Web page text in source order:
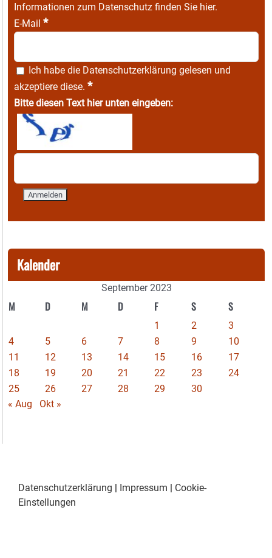
Informationen zum Datenschutz finden Sie hier.
E-Mail *
Ich habe die Datenschutzerklärung gelesen und
akzeptiere diese. *
Bitte diesen Text hier unten eingeben:
Kalender
September 2023
M D M D F S S
1 2
3
4
5 6 7 8 9
10
11
12 13 14 15 16
17
18
19 20 21 22 23
24
25
26 27 28 29
30
« Aug
Okt »
Datenschutzerklärung Impressum
Cookie-
Einstellungen